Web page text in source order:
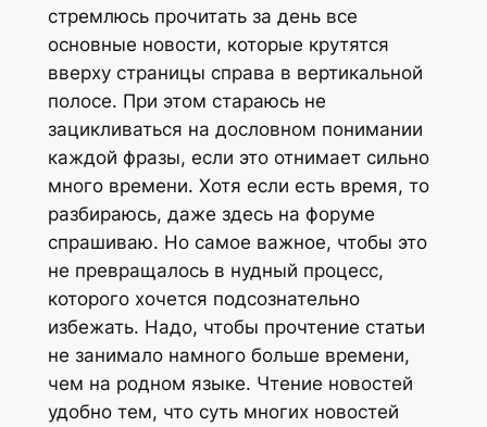
стремлюсь прочитать за день все
основные новости, которые крутятся
вверху страницы справа в вертикальной
полосе. При этом стараюсь не
зацикливаться на дословном понимании
каждой фразы, если это отнимает сильно
много времени. Хотя если есть время, то
разбираюсь, даже здесь на форуме
спрашиваю. Но самое важное, чтобы это
не превращалось в нудный процесс,
которого хочется подсознательно
избежать. Надо, чтобы прочтение статьи
не занимало намного больше времени,
чем на родном языке. Чтение новостей
удобно тем, что суть многих новостей